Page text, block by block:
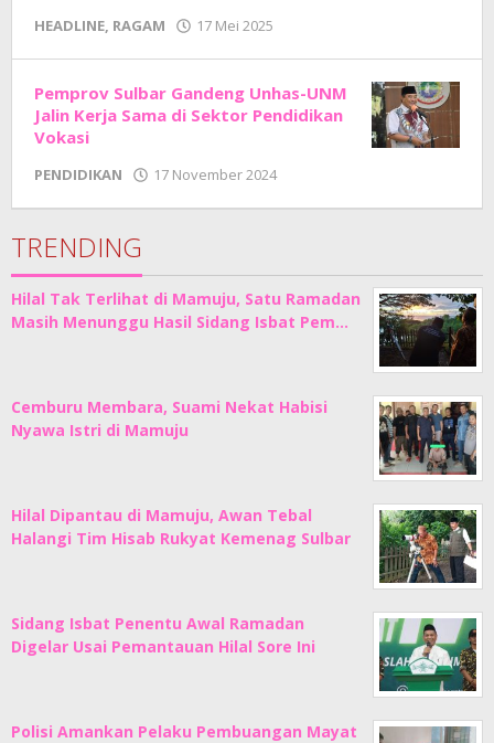
HEADLINE, RAGAM 17 Mei 2025
Junaedi
Sholat
Pemprov Sulbar Gandeng Unhas-UNM
Jalin Kerja Sama di Sektor Pendidikan
Vokasi
PENDIDIKAN 17 November 2024
Junaedi
TRENDING
Hilal Tak Terlihat di Mamuju, Satu Ramadan
Masih Menunggu Hasil Sidang Isbat Pem…
Cemburu Membara, Suami Nekat Habisi
Nyawa Istri di Mamuju
Hilal Dipantau di Mamuju, Awan Tebal
Halangi Tim Hisab Rukyat Kemenag Sulbar
Sidang Isbat Penentu Awal Ramadan
Digelar Usai Pemantauan Hilal Sore Ini
Polisi Amankan Pelaku Pembuangan Mayat